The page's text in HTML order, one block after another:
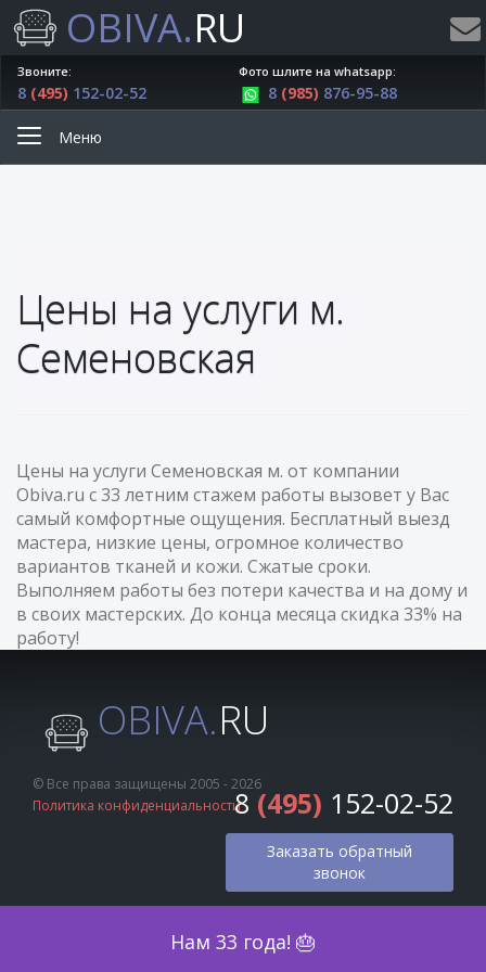
OBIVA.RU
Нам 33 года! 🎂
Звоните:
8 (495) 152-02-52
Фото шлите на whatsapp:
8 (985) 876-95-88
Меню
Цены на услуги м.
Семеновская
Цены на услуги Семеновская м. от компании
Obiva.ru с 33 летним стажем работы вызовет у Вас
самый комфортные ощущения. Бесплатный выезд
мастера, низкие цены, огромное количество
вариантов тканей и кожи. Сжатые сроки.
Выполняем работы без потери качества и на дому и
в своих мастерских. До конца месяца скидка 33% на
работу!
OBIVA.RU
© Все права защищены 2005 - 2026
Политика конфиденциальности8 (495) 152-02-52
Заказать обратный
звонок